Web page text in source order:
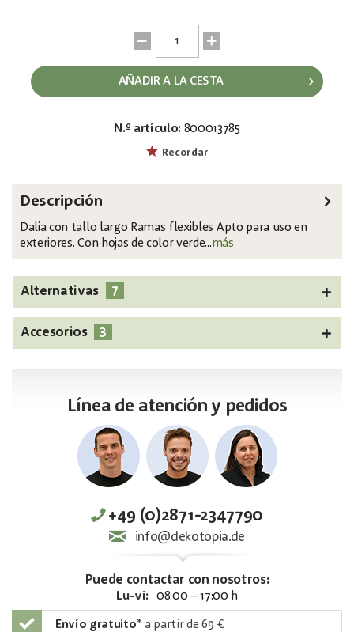
AÑADIR A LA CESTA
N.º artículo: 800013785
Recordar
Descripción
Dalia con tallo largo Ramas flexibles Apto para uso en
exteriores. Con hojas de color verde...más
Alternativas 7
Accesorios 3
Línea de atención y pedidos
+49 (0)2871-2347790
info@dekotopia.de
Puede contactar con nosotros:
Lu-vi: 08:00 – 17:00 h
Envío gratuito* a partir de 69 €